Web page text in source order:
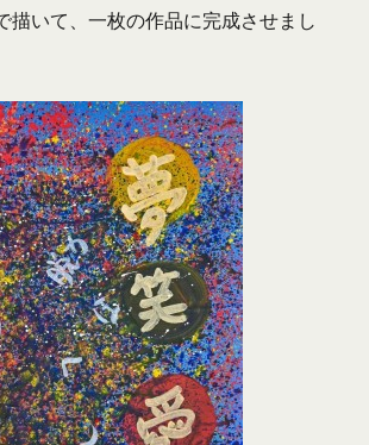
描いて、一枚の作品に完成させまし